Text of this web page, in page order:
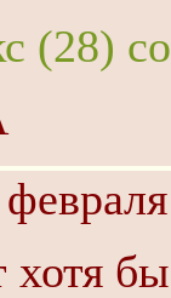
(28)
хотя